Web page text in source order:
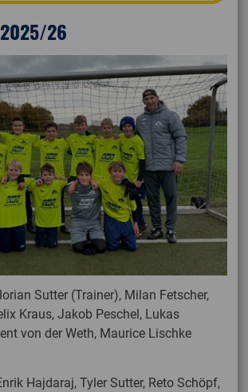
26
Sutter (Trainer), Milan Fetscher,
Kraus, Jakob Peschel, Lukas
von der Weth, Maurice Lischke
Hajdaraj, Tyler Sutter, Reto Schöpf,